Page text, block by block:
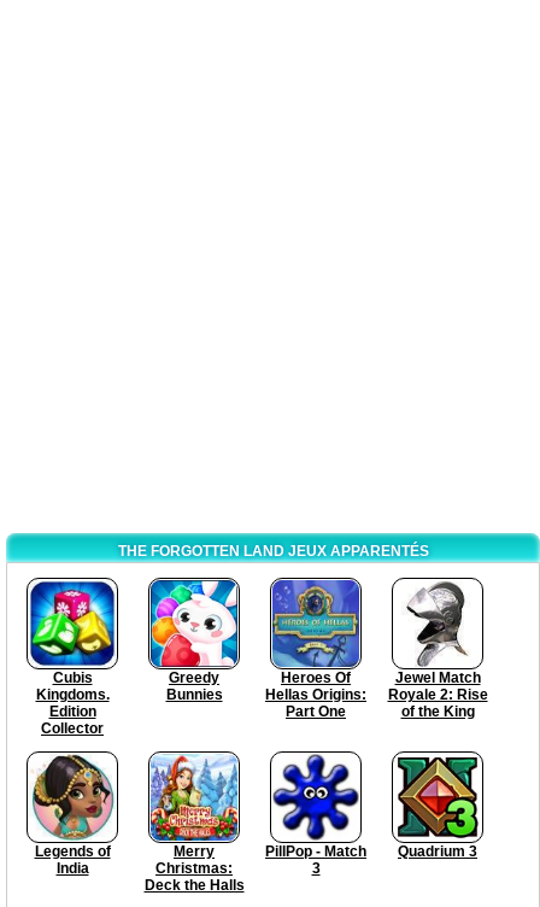
THE FORGOTTEN LAND JEUX APPARENTÉS
Cubis
Kingdoms.
Edition
Collector
Greedy
Bunnies
Heroes Of
Hellas Origins:
Part One
Jewel Match
Royale 2: Rise
of the King
Legends of
India
Merry
Christmas:
Deck the Halls
PillPop - Match
3
Quadrium 3